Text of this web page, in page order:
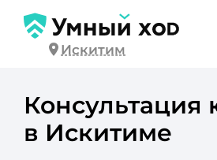
Искитим
Консультация
в Искитиме